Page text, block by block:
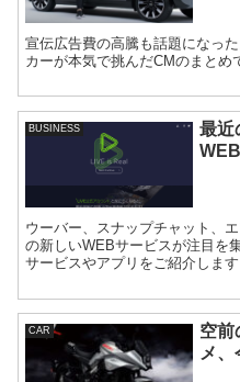
宣伝広告費の高騰も話題になっ
カーが本気で挑んだCMのまとめ
BUSINESS
最近
ウーバー、スナップチャット、
の新しいWEBサービスが注目を
サービスやアプリをご紹介します
CAR
空前
メ、